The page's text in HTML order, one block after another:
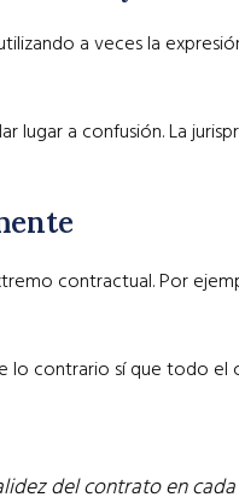
a veces la
lugar a confusión. La
contractual. Por
contrario sí que todo el
del contrato en